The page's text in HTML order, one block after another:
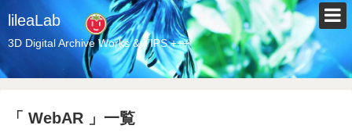
lileaLab
3D Digital Archive Works & TIPS +++
「 WebAR 」一覧